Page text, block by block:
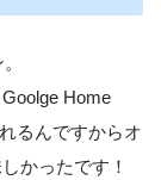
Home
るんですからオ
かったです！